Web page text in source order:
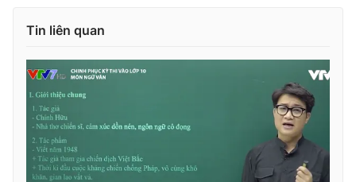
Thị trường 24h
VTV4 Vươn mình bằng AI
VTV9 VTV8
Liên hệ tòa soạn English
Tin liên quan